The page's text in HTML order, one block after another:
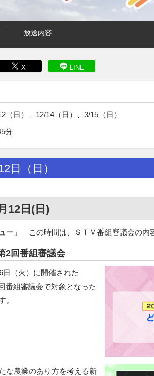
放送内容
X LINE
（日）、12/14（日）、3/15（日）
分
日（日）
12日(日)
ュー」 この時間は、ＳＴＶ番組審議会の内
2回番組審議会
日（火）に開催された
番組審議会で対象となった
。
な農業のあり方を考える新